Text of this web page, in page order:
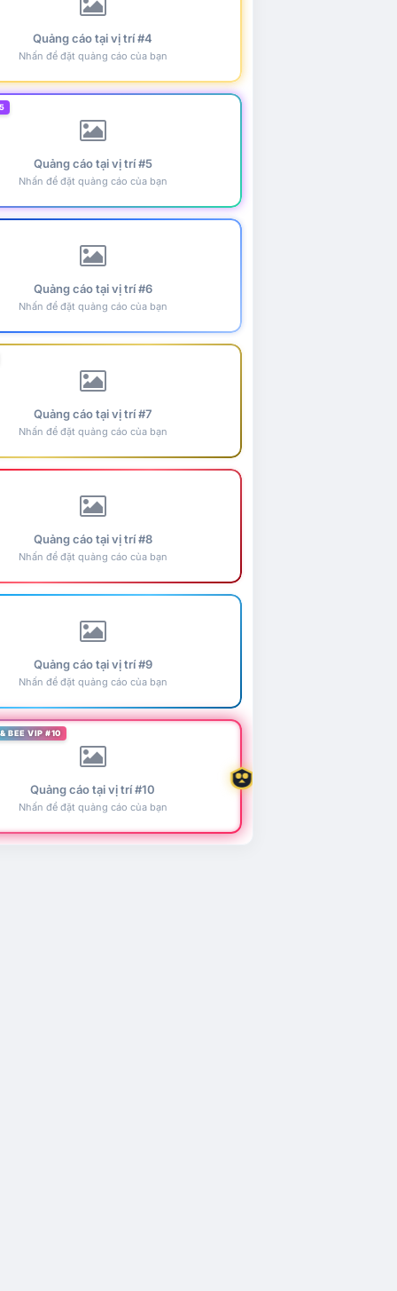
Quảng cáo tại vị trí #4
Nhấn để đặt quảng cáo của bạn
Quảng cáo tại vị trí #5
Nhấn để đặt quảng cáo của bạn
Quảng cáo tại vị trí #6
Nhấn để đặt quảng cáo của bạn
Quảng cáo tại vị trí #7
Nhấn để đặt quảng cáo của bạn
Quảng cáo tại vị trí #8
Nhấn để đặt quảng cáo của bạn
Quảng cáo tại vị trí #9
Nhấn để đặt quảng cáo của bạn
BEE VIP #10
Quảng cáo tại vị trí #10
Nhấn để đặt quảng cáo của bạn